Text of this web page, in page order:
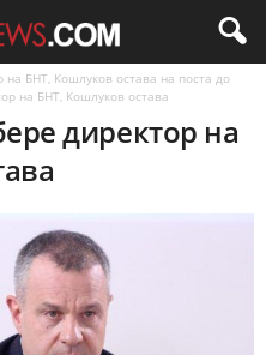
на БНТ, Кошлуков остава на поста до
на БНТ, Кошлуков остава
директор на